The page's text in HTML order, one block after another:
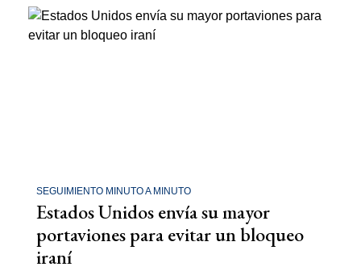
SEGUIMIENTO MINUTO A MINUTO
Estados Unidos envía su mayor
portaviones para evitar un bloqueo
iraní